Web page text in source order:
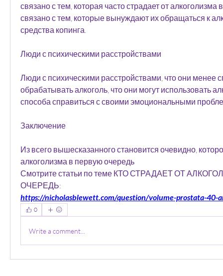
связано с тем, которая часто страдает от
связано с тем, которые вынуждают их обращаться к
средства копинга.
Люди с психическими расстройствами
Люди с психическими расстройствами, что они менее
обрабатывать алкоголь, что они могут использовать
способа справиться с своими эмоциональными
Заключение
Из всего вышесказанного становится очевидно,
алкоголизма в первую очередь
Смотрите статьи по теме КТО СТРАДАЕТ ОТ
ОЧЕРЕДЬ:
https://nicholasblewett.com/question/volume-prostata-40-
0
Write a comment...